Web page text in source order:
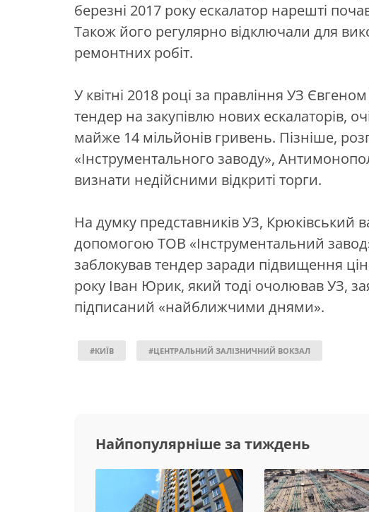
березні 2017 року ескалатор нарешті
Також його регулярно відключали для
ремонтних робіт.
У квітні 2018 році за правління УЗ
тендер на закупівлю нових ескалаторів,
майже 14 мільйонів гривень. Пізніше,
«Інструментального заводу»,
визнати недійсними відкриті торги.
На думку представників УЗ, Крюківський
допомогою ТОВ «Інструментальний
заблокував тендер заради підвищення
року Іван Юрик, який тоді очолював УЗ,
підписаний «найближчими днями».
#КИЇВ #ЦЕНТРАЛЬНИЙ ЗАЛІЗНИЧНИЙ ВОКЗАЛ
Найпопулярніше за тиждень